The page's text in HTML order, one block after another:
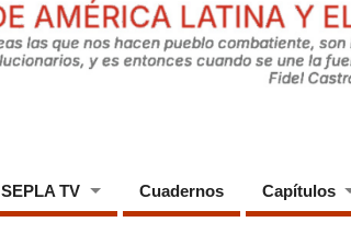
SEPLA TV Cuadernos Capítulos